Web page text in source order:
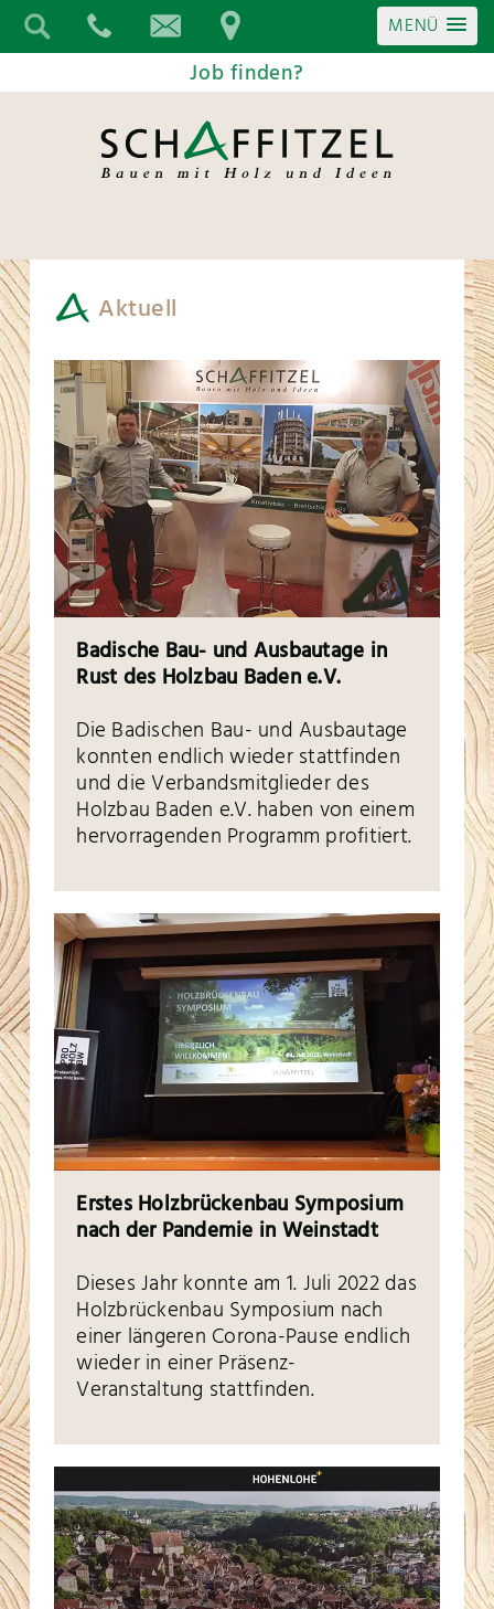
MENÜ
Job finden?
Aktuell
Badische Bau- und Ausbautage in
Rust des Holzbau Baden e.V.
Die Badischen Bau- und Ausbautage
konnten endlich wieder stattfinden
und die Verbandsmitglieder des
Holzbau Baden e.V. haben von einem
hervorragenden Programm profitiert.
Erstes Holzbrückenbau Symposium
nach der Pandemie in Weinstadt
Dieses Jahr konnte am 1. Juli 2022 das
Holzbrückenbau Symposium nach
einer längeren Corona-Pause endlich
wieder in einer Präsenz-
Veranstaltung stattfinden.